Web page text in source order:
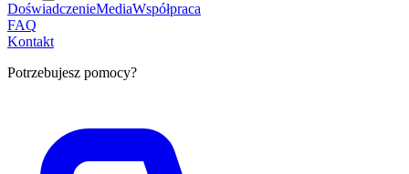
DoświadczenieMediaWspółpraca
FAQ
Kontakt
Potrzebujesz pomocy?